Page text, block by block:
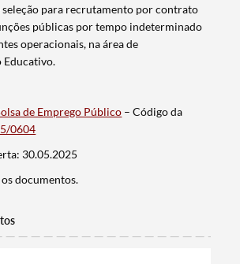
para recrutamento por contrato
públicas por tempo indeterminado
operacionais, na área de
Educativo.
de Emprego Público – Código da
0604
30.05.2025
documentos.